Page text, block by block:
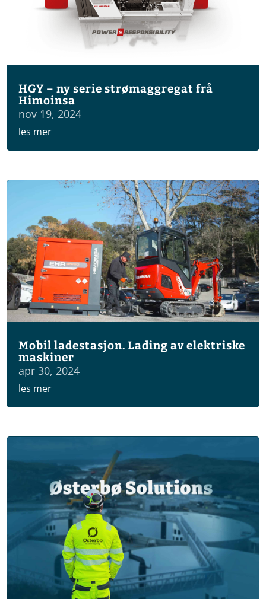
HGY – ny serie strømaggregat frå
Himoinsa
nov 19, 2024
les mer
Mobil ladestasjon. Lading av elektriske
maskiner
apr 30, 2024
les mer